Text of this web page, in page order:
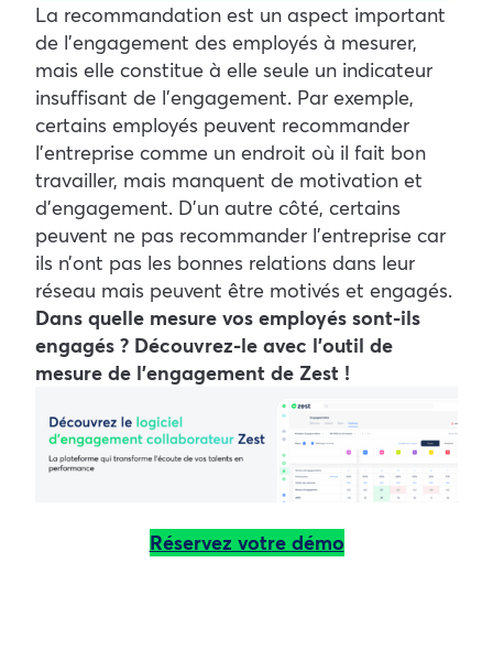
La recommandation est un aspect important
de l’engagement des employés à mesurer,
mais elle constitue à elle seule un indicateur
insuffisant de l’engagement. Par exemple,
certains employés peuvent recommander
l’entreprise comme un endroit où il fait bon
travailler, mais manquent de motivation et
d’engagement. D’un autre côté, certains
peuvent ne pas recommander l’entreprise car
ils n’ont pas les bonnes relations dans leur
réseau mais peuvent être motivés et engagés.
Dans quelle mesure vos employés sont-ils
engagés ? Découvrez-le avec l’outil de
mesure de l’engagement de Zest !
Réservez votre démo